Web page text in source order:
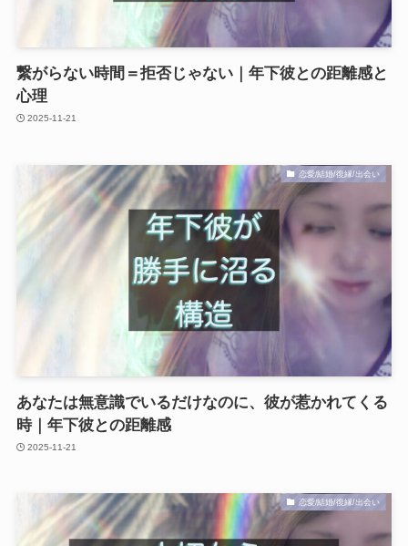
繋がらない時間＝拒否じゃない｜年下彼との距離感と
心理
2025-11-21
恋愛/結婚/復縁/出会い
あなたは無意識でいるだけなのに、彼が惹かれてくる
時｜年下彼との距離感
2025-11-21
恋愛/結婚/復縁/出会い